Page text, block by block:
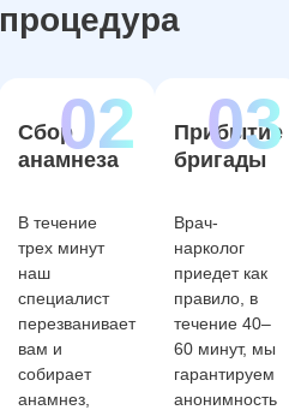
процедура
Сбор
анамнеза
В течение
трех минут
наш
специалист
перезванивает
вам и
собирает
анамнез,
Прибытие
бригады
Врач-
нарколог
приедет как
правило, в
течение 40–
60 минут, мы
гарантируем
анонимность